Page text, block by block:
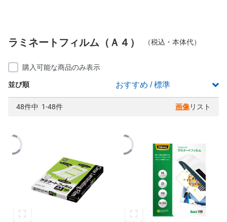
ラミネートフィルム（Ａ４） （税込・本体代）
購入可能な商品のみ表示
並び順
48件中 1-48件 画像 リスト